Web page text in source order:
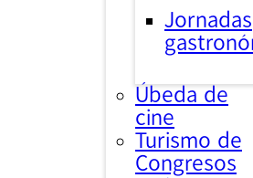
Jornadas
Úbeda de
cine
Turismo de
Congresos